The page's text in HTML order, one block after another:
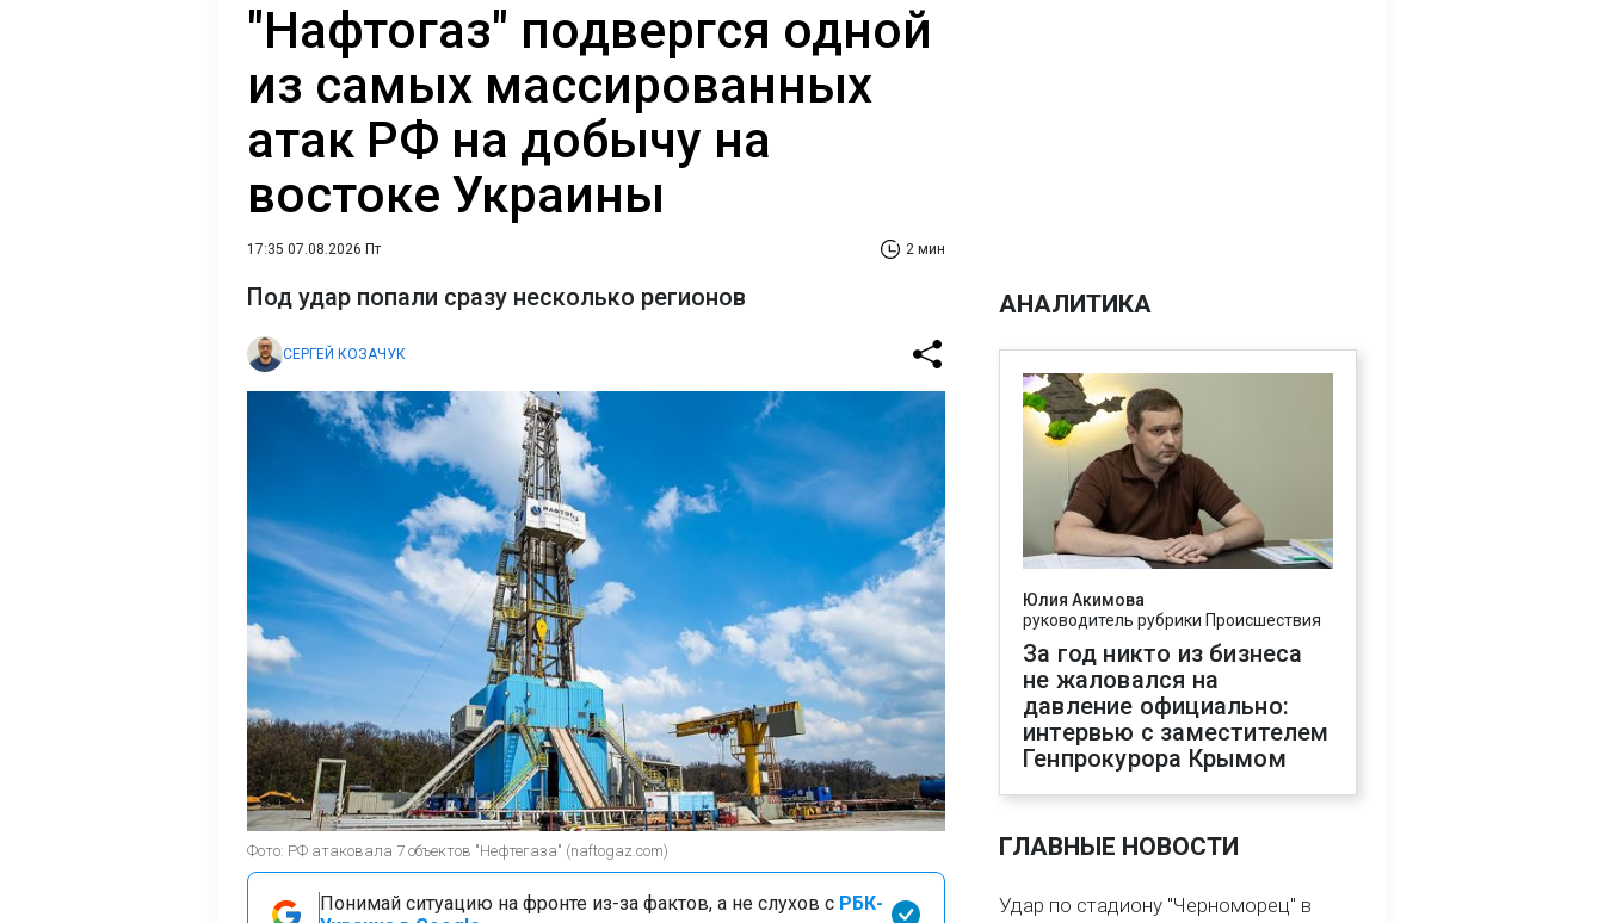
"Нафтогаз" подвергся одной
из самых массированных
атак РФ на добычу на
востоке Украины
17:35 07.08.2026 Пт 2 мин
Под удар попали сразу несколько регионов
СЕРГЕЙ КОЗАЧУК
Фото: РФ атаковала 7 объектов "Нефтегаза" (naftogaz.com)
Понимай ситуацию на фронте из-за фактов, а не слухов с РБК-
АНАЛИТИКА
Юлия Акимова
руководитель рубрики Происшествия
За год никто из бизнеса
не жаловался на
давление официально:
интервью с заместителем
Генпрокурора Крымом
ГЛАВНЫЕ НОВОСТИ
Удар по стадиону "Черноморец" в